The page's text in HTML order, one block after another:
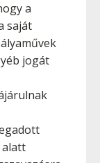
a
saját
jogát
alatt